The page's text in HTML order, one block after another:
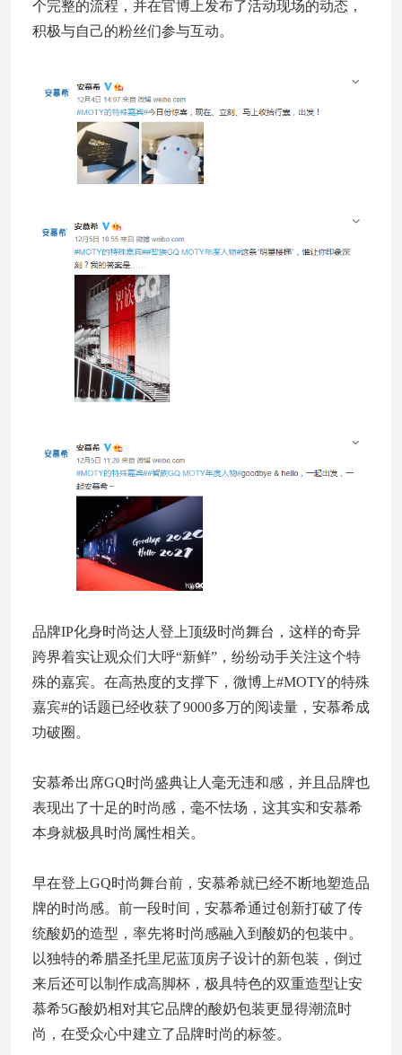
个完整的流程，并在官博上发布了活动现场的动态，
积极与自己的粉丝们参与互动。
品牌IP化身时尚达人登上顶级时尚舞台，这样的奇异
跨界着实让观众们大呼“新鲜”，纷纷动手关注这个特
殊的嘉宾。在高热度的支撑下，微博上#MOTY的特殊
嘉宾#的话题已经收获了9000多万的阅读量，安慕希成
功破圈。
安慕希出席GQ时尚盛典让人毫无违和感，并且品牌也
表现出了十足的时尚感，毫不怯场，这其实和安慕希
本身就极具时尚属性相关。
早在登上GQ时尚舞台前，安慕希就已经不断地塑造品
牌的时尚感。前一段时间，安慕希通过创新打破了传
统酸奶的造型，率先将时尚感融入到酸奶的包装中。
以独特的希腊圣托里尼蓝顶房子设计的新包装，倒过
来后还可以制作成高脚杯，极具特色的双重造型让安
慕希5G酸奶相对其它品牌的酸奶包装更显得潮流时
尚，在受众心中建立了品牌时尚的标签。